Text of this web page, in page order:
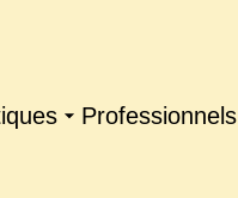
Professionnels